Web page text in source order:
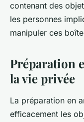
contenant des
les personnes
manipuler ces
Préparation
la vie privée
La préparation en
efficacement les